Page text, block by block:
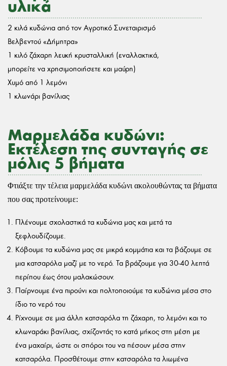
υλικά
2 κιλά κυδώνια από τον Αγροτικό Συνεταιρισμό
Βελβεντού «Δήμητρα»
1 κιλό ζάχαρη λευκή κρυσταλλική (εναλλακτικά,
μπορείτε να χρησιμοποιήσετε και μαύρη)
Χυμό από 1 λεμόνι
1 κλωνάρι βανίλιας
Μαρμελάδα κυδώνι:
Εκτέλεση της συνταγής σε
μόλις 5 βήματα
Φτιάξτε την τέλεια μαρμελάδα κυδώνι ακολουθώντας τα βήματα
που σας προτείνουμε:
Πλένουμε σχολαστικά τα κυδώνια μας και μετά τα
ξεφλουδίζουμε.
Κόβουμε τα κυδώνια μας σε μικρά κομμάτια και τα βάζουμε σε
μια κατσαρόλα μαζί με το νερό. Τα βράζουμε για 30-40 λεπτά
περίπου έως ότου μαλακώσουν.
Παίρνουμε ένα πιρούνι και πολτοποιούμε τα κυδώνια μέσα στο
ίδιο το νερό του
Ρίχνουμε σε μια άλλη κατσαρόλα τη ζάχαρη, το λεμόνι και το
κλωναράκι βανίλιας, σχίζοντάς το κατά μήκος στη μέση με
ένα μαχαίρι, ώστε οι σπόροι του να πέσουν μέσα στην
κατσαρόλα. Προσθέτουμε στην κατσαρόλα τα λιωμένα